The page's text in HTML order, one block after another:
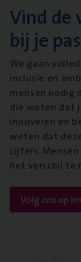
Vind de
bij je
We gaan
inclusie en
mensen nodig
die weten dat
innoveren en
weten dat
cijfers.
het verschil te
Volg ons op